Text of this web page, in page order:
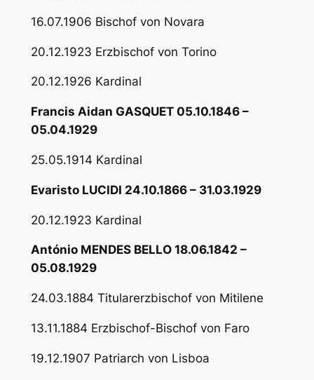
16.07.1906 Bischof von Novara
20.12.1923 Erzbischof von Torino
20.12.1926 Kardinal
Francis Aidan GASQUET 05.10.1846 –
05.04.1929
25.05.1914 Kardinal
Evaristo LUCIDI 24.10.1866 – 31.03.1929
20.12.1923 Kardinal
António MENDES BELLO 18.06.1842 –
05.08.1929
24.03.1884 Titularerzbischof von Mitilene
13.11.1884 Erzbischof-Bischof von Faro
19.12.1907 Patriarch von Lisboa